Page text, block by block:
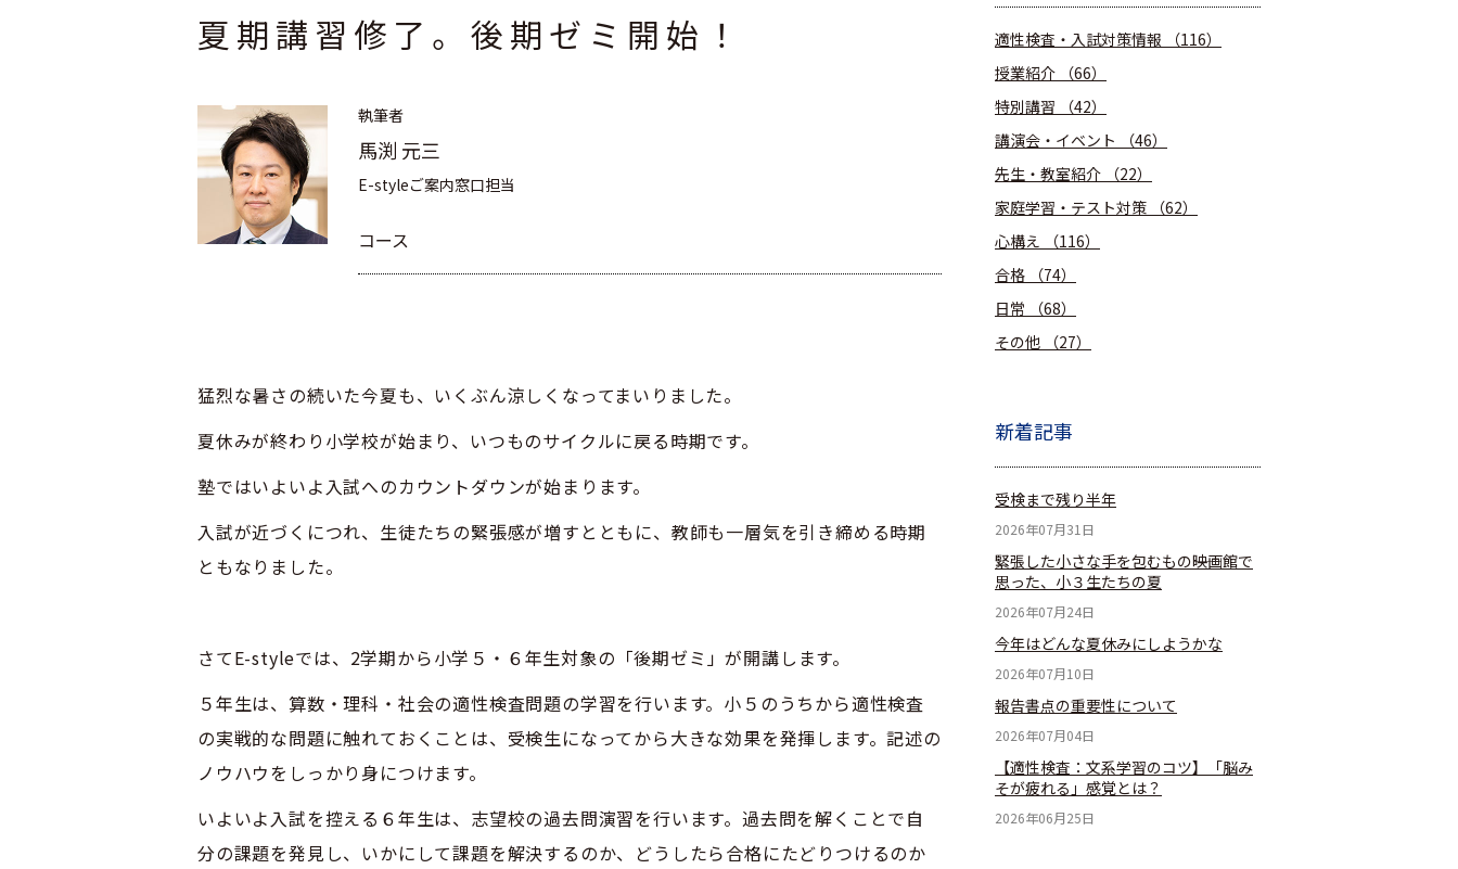
夏期講習修了。後期ゼミ開始！
執筆者
馬渕 元三
E-styleご案内窓口担当
コース
猛烈な暑さの続いた今夏も、いくぶん涼しくなってまいりました。
夏休みが終わり小学校が始まり、いつものサイクルに戻る時期です。
塾ではいよいよ入試へのカウントダウンが始まります。
入試が近づくにつれ、生徒たちの緊張感が増すとともに、教師も一層気を引き締める時期
ともなりました。
さてE-styleでは、2学期から小学５・６年生対象の「後期ゼミ」が開講します。
５年生は、算数・理科・社会の適性検査問題の学習を行います。小５のうちから適性検査
の実戦的な問題に触れておくことは、受検生になってから大きな効果を発揮します。記述の
ノウハウをしっかり身につけます。
いよいよ入試を控える６年生は、志望校の過去問演習を行います。過去問を解くことで自
分の課題を発見し、いかにして課題を解決するのか、どうしたら合格にたどりつけるのか
適性検査・入試対策情報
（116）
授業紹介
（66）
特別講習
（42）
講演会・イベント
（46）
先生・教室紹介
（22）
家庭学習・テスト対策
（62）
心構え
（116）
合格
（74）
日常
（68）
その他
（27）
新着記事
受検まで残り半年
2026年07月31日
緊張した小さな手を包むもの――映画館で
思った、小３生たちの夏
2026年07月24日
今年はどんな夏休みにしようかな
2026年07月10日
報告書点の重要性について
2026年07月04日
【適性検査：文系学習のコツ】「脳み
そが疲れる」感覚とは？
2026年06月25日